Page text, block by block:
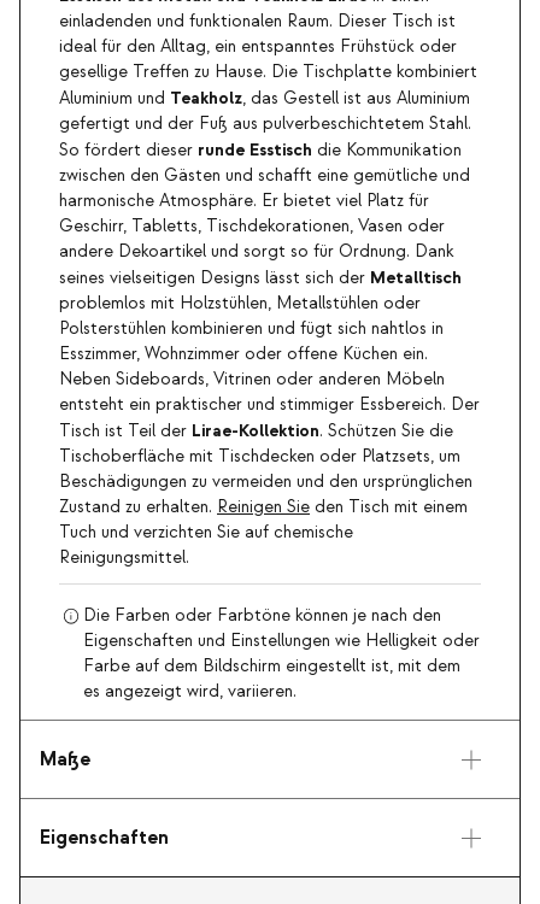
einladenden und funktionalen Raum. Dieser Tisch ist
ideal für den Alltag, ein entspanntes Frühstück oder
gesellige Treffen zu Hause. Die Tischplatte kombiniert
Aluminium und Teakholz, das Gestell ist aus Aluminium
gefertigt und der Fuß aus pulverbeschichtetem Stahl.
So fördert dieser runde Esstisch die Kommunikation
zwischen den Gästen und schafft eine gemütliche und
harmonische Atmosphäre. Er bietet viel Platz für
Geschirr, Tabletts, Tischdekorationen, Vasen oder
andere Dekoartikel und sorgt so für Ordnung. Dank
seines vielseitigen Designs lässt sich der Metalltisch
problemlos mit Holzstühlen, Metallstühlen oder
Polsterstühlen kombinieren und fügt sich nahtlos in
Esszimmer, Wohnzimmer oder offene Küchen ein.
Neben Sideboards, Vitrinen oder anderen Möbeln
entsteht ein praktischer und stimmiger Essbereich. Der
Tisch ist Teil der Lirae-Kollektion. Schützen Sie die
Tischoberfläche mit Tischdecken oder Platzsets, um
Beschädigungen zu vermeiden und den ursprünglichen
Zustand zu erhalten. Reinigen Sie den Tisch mit einem
Tuch und verzichten Sie auf chemische
Reinigungsmittel.
Die Farben oder Farbtöne können je nach den
Eigenschaften und Einstellungen wie Helligkeit oder
Farbe auf dem Bildschirm eingestellt ist, mit dem
es angezeigt wird, variieren.
Maße
Eigenschaften